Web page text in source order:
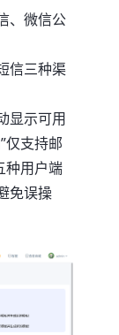
、微信公
信三种渠
显示可用
仅支持邮
种用户端
免误操